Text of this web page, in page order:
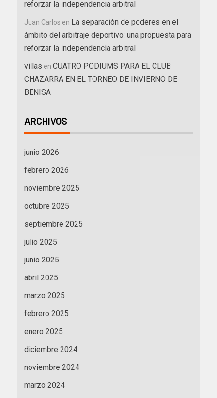
reforzar la independencia arbitral
Juan Carlos en La separación de poderes en el
ámbito del arbitraje deportivo: una propuesta para
reforzar la independencia arbitral
villas en CUATRO PODIUMS PARA EL CLUB
CHAZARRA EN EL TORNEO DE INVIERNO DE
BENISA
ARCHIVOS
junio 2026
febrero 2026
noviembre 2025
octubre 2025
septiembre 2025
julio 2025
junio 2025
abril 2025
marzo 2025
febrero 2025
enero 2025
diciembre 2024
noviembre 2024
marzo 2024